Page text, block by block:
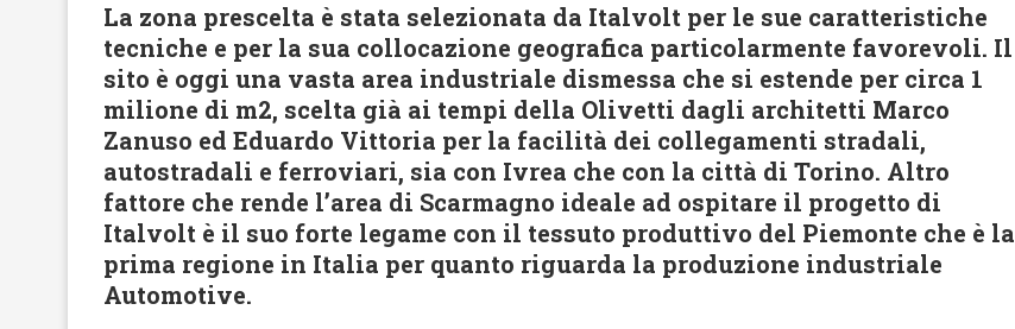
La zona prescelta è stata selezionata da Italvolt per le sue caratteristiche
tecniche e per la sua collocazione geografica particolarmente favorevoli. Il
sito è oggi una vasta area industriale dismessa che si estende per circa 1
milione di m2, scelta già ai tempi della Olivetti dagli architetti Marco
Zanuso ed Eduardo Vittoria per la facilità dei collegamenti stradali,
autostradali e ferroviari, sia con Ivrea che con la città di Torino. Altro
fattore che rende l’area di Scarmagno ideale ad ospitare il progetto di
Italvolt è il suo forte legame con il tessuto produttivo del Piemonte che è la
prima regione in Italia per quanto riguarda la produzione industriale
Automotive.